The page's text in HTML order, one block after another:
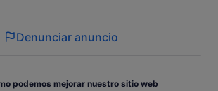
Denunciar anuncio
podemos mejorar nuestro sitio web